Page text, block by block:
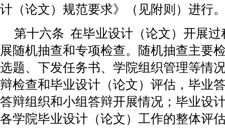
计（论文）规范要求》（见附则）进行
第十六条 在毕业设计（论文）开展
展随机抽查和专项检查。随机抽查主要
选题、下发任务书、学院组织管理等情
辩检查和毕业设计（论文）评估，毕业
答辩组织和小组答辩开展情况；毕业设
各学院毕业设计（论文）工作的整体评